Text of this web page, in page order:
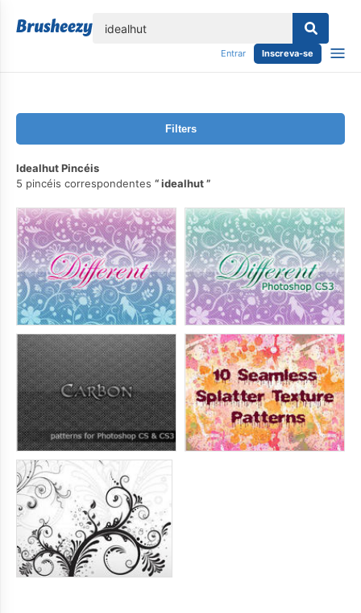
Entrar Inscreva-se
Filters
Idealhut Pincéis
5 pincéis correspondentes
idealhut